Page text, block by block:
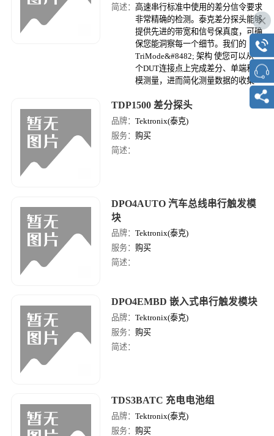
简述：高速串行标准中使用的差分信令要求
非常精确的检测。泰克差分探头能够
提供先进的带宽和信号保真度，可确
保您能洞察每一个细节。我们的
TriMode&#8482; 架构 使您可以从一
个DUT连接点上完成差分、单端和共
模测量，进而简化测量数据的收集
TDP1500 差分探头
品牌：Tektronix(泰克)
服务： 购买
简述：
DPO4AUTO 汽车总线串行触发模
块
品牌：Tektronix(泰克)
服务： 购买
简述：
DPO4EMBD 嵌入式串行触发模块
品牌：Tektronix(泰克)
服务： 购买
简述：
TDS3BATC 充电电池组
品牌：Tektronix(泰克)
服务： 购买